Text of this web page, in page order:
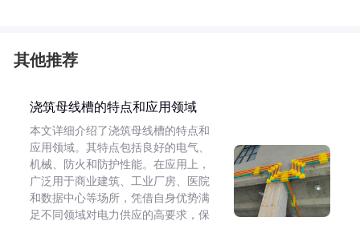
其他推荐
浇筑母线槽的特点和应用领域
本文详细介绍了浇筑母线槽的特点和
应用领域。其特点包括良好的电气、
机械、防火和防护性能。在应用上，
广泛用于商业建筑、工业厂房、医院
和数据中心等场所，凭借自身优势满
足不同领域对电力供应的高要求，保